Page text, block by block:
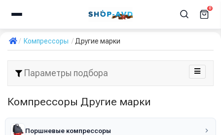
0
Компрессоры Другие марки
Параметры подбора
Компрессоры Другие марки
Поршневые компрессоры